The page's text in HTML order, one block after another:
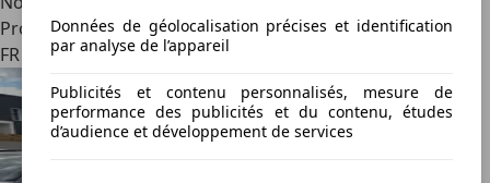
Professionnel
FR 75008
Données de géolocalisation précises et identification
par analyse de l’appareil
Publicités et contenu personnalisés, mesure de
performance des publicités et du contenu, études
d’audience et développement de services